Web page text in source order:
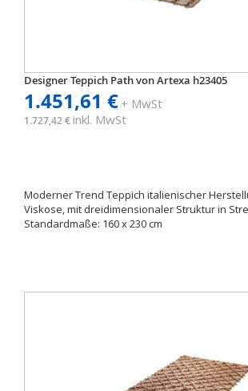
Designer Teppich Path von Artexa h23405
1.451,61 €+ MwSt
1.727,42 € inkl. MwSt
Moderner Trend Teppich italienischer
Viskose, mit dreidimensionaler Struktur in
Standardmaße: 160 x 230 cm